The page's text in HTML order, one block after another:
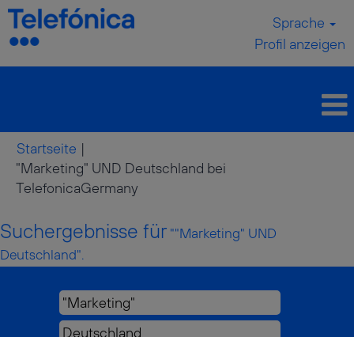
Sprache
Profil anzeigen
Startseite |
"Marketing" UND Deutschland bei
TelefonicaGermany
Suchergebnisse für ""Marketing" UND
Deutschland".